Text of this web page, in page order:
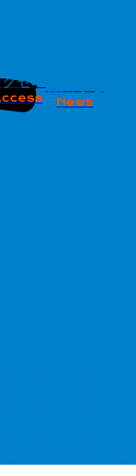
セス
News